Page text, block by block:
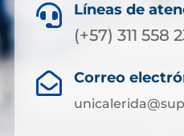
 Líneas de
(+57) 311 558
 Correo